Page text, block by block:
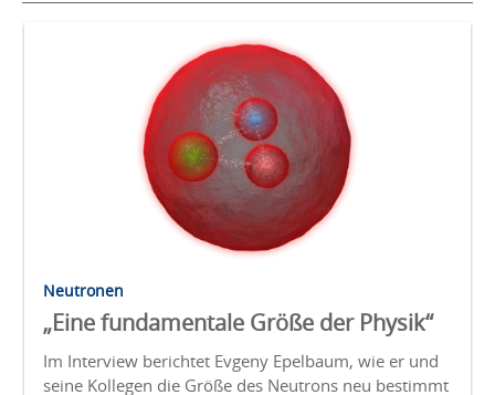
Neutronen
„Eine fundamentale Größe der Physik“
Im Interview berichtet Evgeny Epelbaum, wie er und
seine Kollegen die Größe des Neutrons neu bestimmt